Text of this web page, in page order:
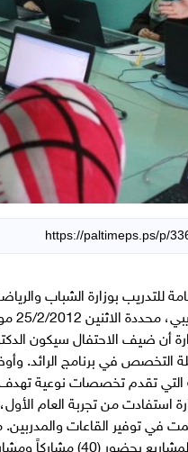
للتدريب بوزارة الشباب
التخصص في برنامج الرائد.
التي تقدم تخصصات نوعية
استفادت من تجربة العام
في توفير القاعات